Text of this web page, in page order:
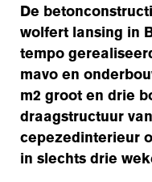
De
wolfert lansing in
tempo
mavo en
m2 groot en drie
draagstructuur
cepezedinterieur
in slechts drie